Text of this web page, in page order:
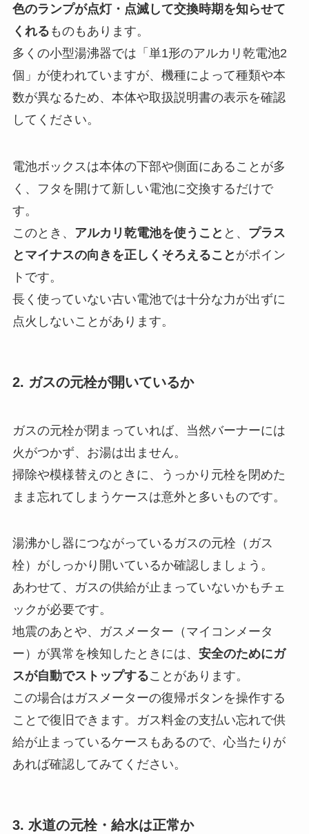
色のランプが点灯・点滅して交換時期を知らせて
くれる ものもあります。
多くの小型湯沸器では「単1形のアルカリ乾電池2
個」が使われていますが、機種によって種類や本
数が異なるため、本体や取扱説明書の表示を確認
してください。
電池ボックスは本体の下部や側面にあることが多
く、フタを開けて新しい電池に交換するだけで
す。
このとき、 アルカリ乾電池を使うこと と、 プラス
とマイナスの向きを正しくそろえること がポイン
トです。
長く使っていない古い電池では十分な力が出ずに
点火しないことがあります。
2. ガスの元栓が開いているか
ガスの元栓が閉まっていれば、当然バーナーには
火がつかず、お湯は出ません。
掃除や模様替えのときに、うっかり元栓を閉めた
まま忘れてしまうケースは意外と多いものです。
湯沸かし器につながっているガスの元栓（ガス
栓）がしっかり開いているか確認しましょう。
あわせて、ガスの供給が止まっていないかもチェ
ックが必要です。
地震のあとや、ガスメーター（マイコンメータ
ー）が異常を検知したときには、 安全のためにガ
スが自動でストップすることがあります。
この場合はガスメーターの復帰ボタンを操作する
ことで復旧できます。ガス料金の支払い忘れで供
給が止まっているケースもあるので、心当たりが
あれば確認してみてください。
3. 水道の元栓・給水は正常か